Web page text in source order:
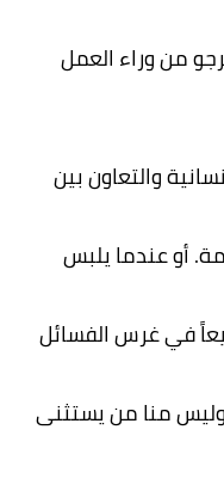
من وراء العمل
والتعاون بين
أو عندما يلبس
في غرس الفسائل
منا من يستثنى